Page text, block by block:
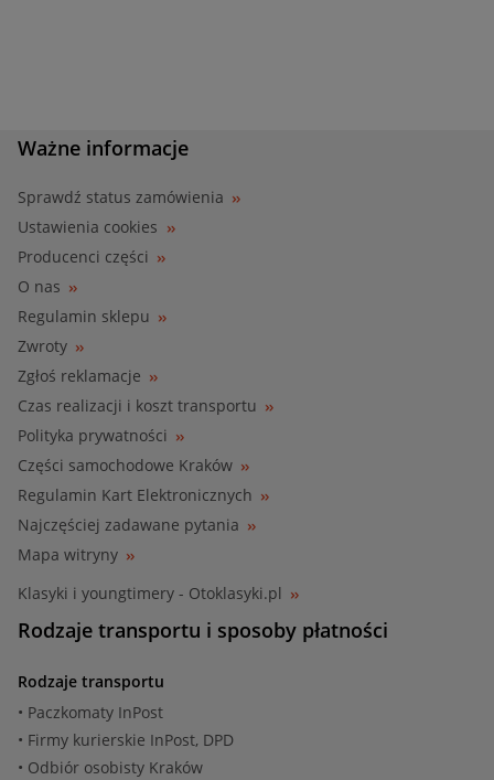
Ważne informacje
Sprawdź status zamówienia
Ustawienia cookies
Producenci części
O nas
Regulamin sklepu
Zwroty
Zgłoś reklamacje
Czas realizacji i koszt transportu
Polityka prywatności
Części samochodowe Kraków
Regulamin Kart Elektronicznych
Najczęściej zadawane pytania
Mapa witryny
Klasyki i youngtimery - Otoklasyki.pl
Rodzaje transportu i sposoby płatności
Rodzaje transportu
• Paczkomaty InPost
• Firmy kurierskie InPost, DPD
• Odbiór osobisty Kraków